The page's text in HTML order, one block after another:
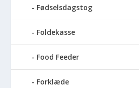
Fødselsdagstog
Foldekasse
Food Feeder
Forklæde